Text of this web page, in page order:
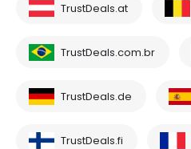
TrustDeals.at
TrustDeals.com.br
TrustDeals.de
TrustDeals.fi